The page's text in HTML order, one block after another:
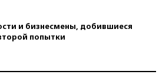
и бизнесмены, добившиеся
попытки